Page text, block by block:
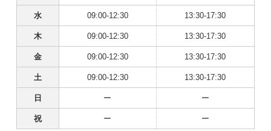
水 09:00-12:30 13:30-17:30
木 09:00-12:30 13:30-17:30
金 09:00-12:30 13:30-17:30
土 09:00-12:30 13:30-17:30
日 ー ー
祝 ー ー